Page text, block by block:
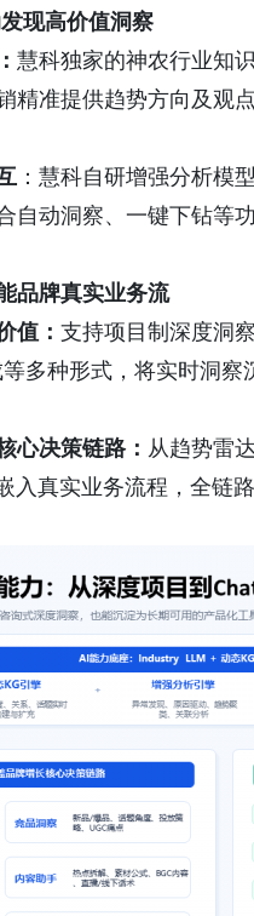
现高价值洞察
慧科独家的神农行业知
精准提供趋势方向及观
：慧科自研增强分析模
自动洞察、一键下钻等
品牌真实业务流
值： 支持项目制深度洞
多种形式，将实时洞
心决策链路： 从趋势雷
入真实业务流程，全链